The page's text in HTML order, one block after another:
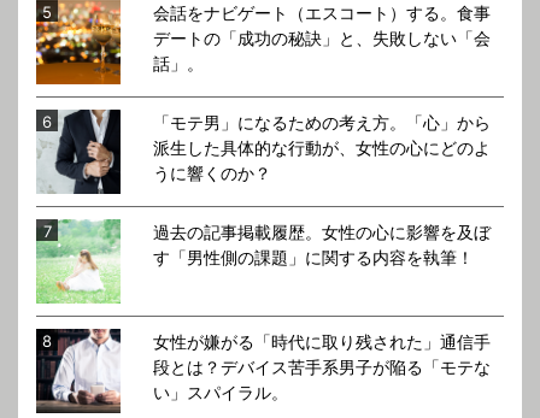
会話をナビゲート（エスコート）する。食事
デートの「成功の秘訣」と、失敗しない「会
話」。
「モテ男」になるための考え方。「心」から
派生した具体的な行動が、女性の心にどのよ
うに響くのか？
過去の記事掲載履歴。女性の心に影響を及ぼ
す「男性側の課題」に関する内容を執筆！
女性が嫌がる「時代に取り残された」通信手
段とは？デバイス苦手系男子が陥る「モテな
い」スパイラル。